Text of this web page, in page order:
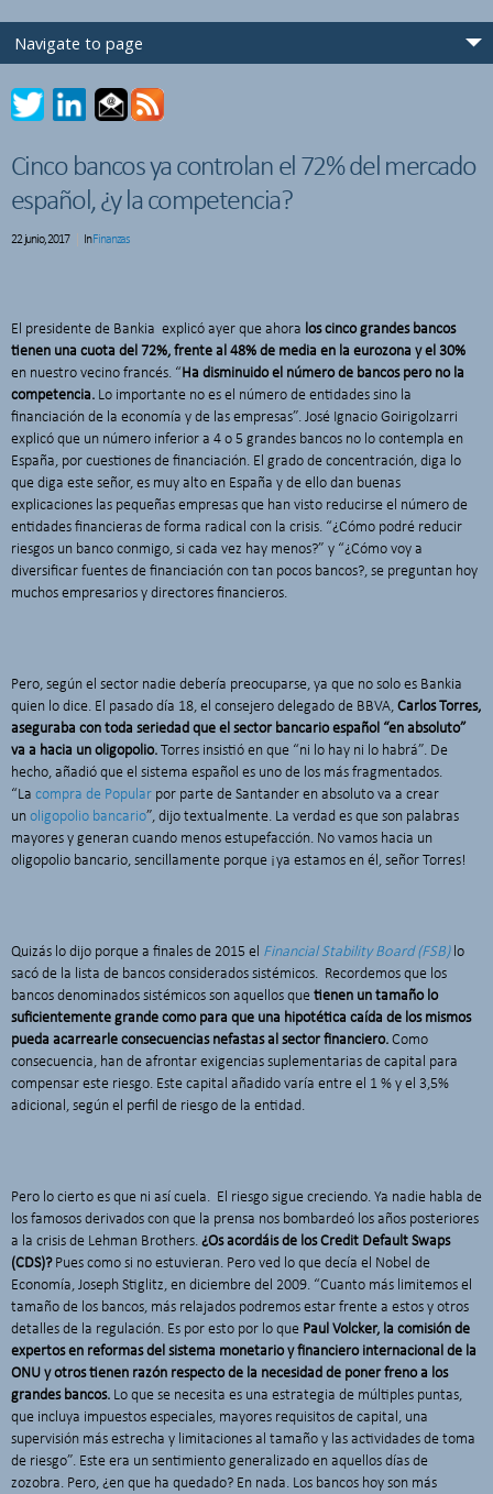
Cinco bancos ya controlan el 72% del mercado
español, ¿y la competencia?
22 junio, 2017 InFinanzas
El presidente de Bankia explicó ayer que ahora los cinco grandes bancos
tienen una cuota del 72%, frente al 48% de media en la eurozona y el 30%
en nuestro vecino francés. “ Ha disminuido el número de bancos pero no la
competencia. Lo importante no es el número de entidades sino la
financiación de la economía y de las empresas”. José Ignacio Goirigolzarri
explicó que un número inferior a 4 o 5 grandes bancos no lo contempla en
España, por cuestiones de financiación. El grado de concentración, diga lo
que diga este señor, es muy alto en España y de ello dan buenas
explicaciones las pequeñas empresas que han visto reducirse el número de
entidades financieras de forma radical con la crisis. “¿Cómo podré reducir
riesgos un banco conmigo, si cada vez hay menos?” y “¿Cómo voy a
diversificar fuentes de financiación con tan pocos bancos?, se preguntan hoy
muchos empresarios y directores financieros.
Pero, según el sector nadie debería preocuparse, ya que no solo es Bankia
quien lo dice. El pasado día 18, el consejero delegado de BBVA, Carlos Torres,
aseguraba con toda seriedad que el sector bancario español “en absoluto”
va a hacia un oligopolio. Torres insistió en que “ni lo hay ni lo habrá”. De
hecho, añadió que el sistema español es uno de los más fragmentados.
“La compra de Popular por parte de Santander en absoluto va a crear
un oligopolio bancario”, dijo textualmente. La verdad es que son palabras
mayores y generan cuando menos estupefacción. No vamos hacia un
oligopolio bancario, sencillamente porque ¡ya estamos en él, señor Torres!
Quizás lo dijo porque a finales de 2015 el Financial Stability Board (FSB)lo
sacó de la lista de bancos considerados sistémicos. Recordemos que los
bancos denominados sistémicos son aquellos que tienen un tamaño lo
suficientemente grande como para que una hipotética caída de los mismos
pueda acarrearle consecuencias nefastas al sector financiero. Como
consecuencia, han de afrontar exigencias suplementarias de capital para
compensar este riesgo. Este capital añadido varía entre el 1 % y el 3,5%
adicional, según el perfil de riesgo de la entidad.
Pero lo cierto es que ni así cuela. El riesgo sigue creciendo. Ya nadie habla de
los famosos derivados con que la prensa nos bombardeó los años posteriores
a la crisis de Lehman Brothers. ¿Os acordáis de los Credit Default Swaps
(CDS)?Pues como si no estuvieran. Pero ved lo que decía el Nobel de
Economía, Joseph Stiglitz, en diciembre del 2009. “Cuanto más limitemos el
tamaño de los bancos, más relajados podremos estar frente a estos y otros
detalles de la regulación. Es por esto por lo que Paul Volcker, la comisión de
expertos en reformas del sistema monetario y financiero internacional de la
ONU y otros tienen razón respecto de la necesidad de poner freno a los
grandes bancos. Lo que se necesita es una estrategia de múltiples puntas,
que incluya impuestos especiales, mayores requisitos de capital, una
supervisión más estrecha y limitaciones al tamaño y las actividades de toma
de riesgo”. Este era un sentimiento generalizado en aquellos días de
zozobra. Pero, ¿en que ha quedado? En nada. Los bancos hoy son más